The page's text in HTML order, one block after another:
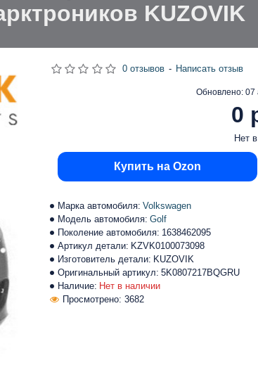
KUZOVIK
Наличие: Нет в наличии
Марка автомобиля: Volkswagen
Модель автомобиля: Golf
Поколение автомобиля: 1638462095
Артикул детали: KZVK0100073098
Изготовитель детали: KUZOVIK
Оригинальный артикул: 5K0807217BQGRU
Просмотрено: 3682
Обновлено: 07
Нет
0 отзывов - Написать отзыв
0
Купить на Ozon